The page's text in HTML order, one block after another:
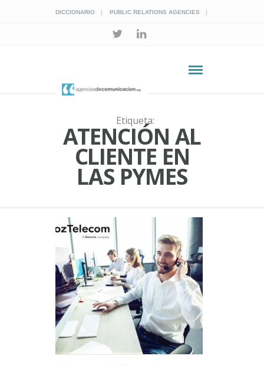
DICCIONARIO PUBLIC RELATIONS AGENCIES
Etiqueta:
ATENCIÓN AL
CLIENTE EN
LAS PYMES